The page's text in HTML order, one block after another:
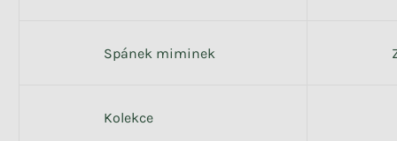
Vícebarevná 42 Vzorovaná
Spánek miminek
Kolekce